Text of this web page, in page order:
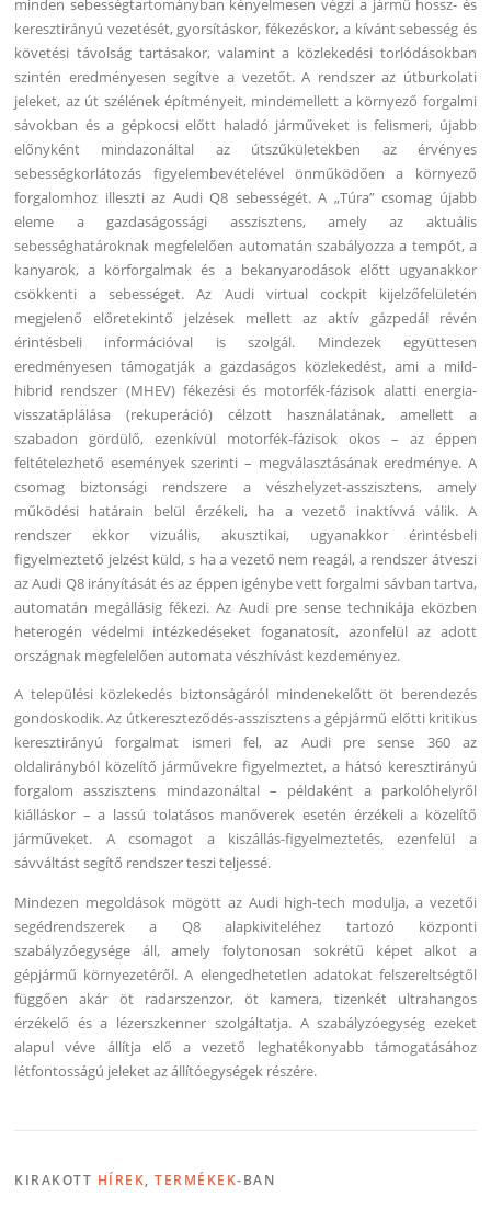
minden sebességtartományban kényelmesen végzi a jármű hossz- és
keresztirányú vezetését, gyorsításkor, fékezéskor, a kívánt sebesség és
követési távolság tartásakor, valamint a közlekedési torlódásokban
szintén eredményesen segítve a vezetőt. A rendszer az útburkolati
jeleket, az út szélének építményeit, mindemellett a környező forgalmi
sávokban és a gépkocsi előtt haladó járműveket is felismeri, újabb
előnyként mindazonáltal az útszűkületekben az érvényes
sebességkorlátozás figyelembevételével önműködően a környező
forgalomhoz illeszti az Audi Q8 sebességét. A „Túra” csomag újabb
eleme a gazdaságossági asszisztens, amely az aktuális
sebességhatároknak megfelelően automatán szabályozza a tempót, a
kanyarok, a körforgalmak és a bekanyarodások előtt ugyanakkor
csökkenti a sebességet. Az Audi virtual cockpit kijelzőfelületén
megjelenő előretekintő jelzések mellett az aktív gázpedál révén
érintésbeli információval is szolgál. Mindezek együttesen
eredményesen támogatják a gazdaságos közlekedést, ami a mild-
hibrid rendszer (MHEV) fékezési és motorfék-fázisok alatti energia-
visszatáplálása (rekuperáció) célzott használatának, amellett a
szabadon gördülő, ezenkívül motorfék-fázisok okos – az éppen
feltételezhető események szerinti – megválasztásának eredménye. A
csomag biztonsági rendszere a vészhelyzet-asszisztens, amely
működési határain belül érzékeli, ha a vezető inaktívvá válik. A
rendszer ekkor vizuális, akusztikai, ugyanakkor érintésbeli
figyelmeztető jelzést küld, s ha a vezető nem reagál, a rendszer átveszi
az Audi Q8 irányítását és az éppen igénybe vett forgalmi sávban tartva,
automatán megállásig fékezi. Az Audi pre sense technikája eközben
heterogén védelmi intézkedéseket foganatosít, azonfelül az adott
országnak megfelelően automata vészhívást kezdeményez.
A települési közlekedés biztonságáról mindenekelőtt öt berendezés
gondoskodik. Az útkereszteződés-asszisztens a gépjármű előtti kritikus
keresztirányú forgalmat ismeri fel, az Audi pre sense 360 az
oldalirányból közelítő járművekre figyelmeztet, a hátsó keresztirányú
forgalom asszisztens mindazonáltal – példaként a parkolóhelyről
kiálláskor – a lassú tolatásos manőverek esetén érzékeli a közelítő
járműveket. A csomagot a kiszállás-figyelmeztetés, ezenfelül a
sávváltást segítő rendszer teszi teljessé.
Mindezen megoldások mögött az Audi high-tech modulja, a vezetői
segédrendszerek a Q8 alapkiviteléhez tartozó központi
szabályzóegysége áll, amely folytonosan sokrétű képet alkot a
gépjármű környezetéről. A elengedhetetlen adatokat felszereltségtől
függően akár öt radarszenzor, öt kamera, tizenkét ultrahangos
érzékelő és a lézerszkenner szolgáltatja. A szabályzóegység ezeket
alapul véve állítja elő a vezető leghatékonyabb támogatásához
létfontosságú jeleket az állítóegységek részére.
KIRAKOTT HÍREK,TERMÉKEK-BAN